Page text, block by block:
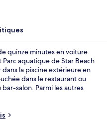
quinze minutes en voiture
aquatique de Star Beach
la piscine extérieure en
dans le restaurant ou
salon. Parmi les autres